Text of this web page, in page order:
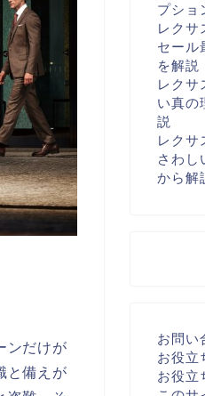
ンだけが
と備えが
プショ
レクサ
セール
を解説
レクサ
い真の
説
レクサ
さわし
から解
お問い
お役立
お役立